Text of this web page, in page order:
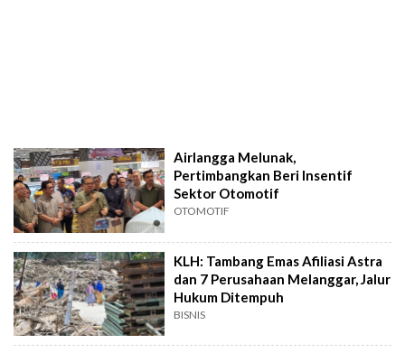
Airlangga Melunak,
Pertimbangkan Beri Insentif
Sektor Otomotif
OTOMOTIF
KLH: Tambang Emas Afiliasi Astra
dan 7 Perusahaan Melanggar, Jalur
Hukum Ditempuh
BISNIS